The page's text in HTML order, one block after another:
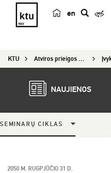
en
e
k
KTU Atviros prieigos centras
NAUJIENOS
SEMINARŲ CIKLAS
2050 M. RUGPJŪČIO 31 D.